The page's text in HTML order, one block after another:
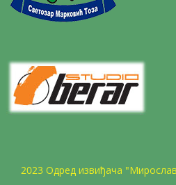
2023 Одред извиђача